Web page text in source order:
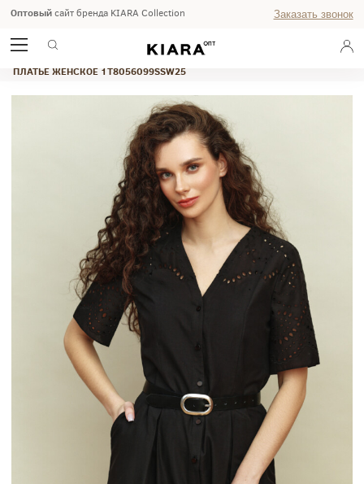
Оптовыйсайт бренда KIARA Collection Заказать звонок
ВЕСНА-ЛЕТО 2026
ПЛАТЬЕ ЖЕНСКОЕ 1T8056099SSW25